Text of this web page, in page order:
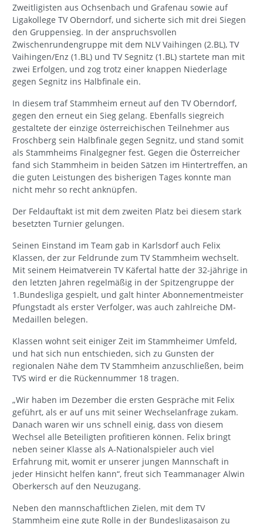
Stammheim traf in der Vorrundengruppe auf die
Zweitligisten aus Ochsenbach und Grafenau sowie auf
Ligakollege TV Oberndorf, und sicherte sich mit drei Siegen
den Gruppensieg. In der anspruchsvollen
Zwischenrundengruppe mit dem NLV Vaihingen (2.BL), TV
Vaihingen/Enz (1.BL) und TV Segnitz (1.BL) startete man mit
gegen Segnitz ins Halbfinale ein.
In diesem traf Stammheim erneut auf den TV Oberndorf,
gegen den erneut ein Sieg gelang. Ebenfalls siegreich
gestaltete der einzige österreichischen Teilnehmer aus
Froschberg sein Halbfinale gegen Segnitz, und stand somit
als Stammheims Finalgegner fest. Gegen die Österreicher
fand sich Stammheim in beiden Sätzen im Hintertreffen, an
nicht mehr so recht anknüpfen.
besetzten Turnier gelungen.
Seinen Einstand im Team gab in Karlsdorf auch Felix
Klassen, der zur Feldrunde zum TV Stammheim wechselt.
Mit seinem Heimatverein TV Käfertal hatte der 32-jährige in
den letzten Jahren regelmäßig in der Spitzengruppe der
1.Bundesliga gespielt, und galt hinter Abonnementmeister
Medaillen belegen.
Klassen wohnt seit einiger Zeit im Stammheimer Umfeld,
und hat sich nun entschieden, sich zu Gunsten der
TVS wird er die Rückennummer 18 tragen.
„Wir haben im Dezember die ersten Gespräche mit Felix
geführt, als er auf uns mit seiner Wechselanfrage zukam.
Danach waren wir uns schnell einig, dass von diesem
Wechsel alle Beteiligten profitieren können. Felix bringt
neben seiner Klasse als A-Nationalspieler auch viel
Erfahrung mit, womit er unserer jungen Mannschaft in
Oberkersch auf den Neuzugang.